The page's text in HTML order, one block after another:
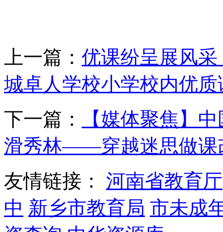
上一篇： 优课纷呈展风
城卓人学校小学校内优
下一篇：
【媒体聚焦】
滑秀林——穿越迷思做课
友情链接： 河南省教育厅
中 新乡市教育局 市未成